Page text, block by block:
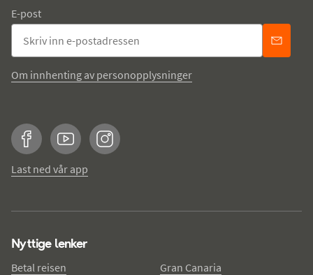
E-post
Om innhenting av personopplysninger
FacebookYouTubeInstagram
Last ned vår app
Nyttige lenker
Betal reisen
Gran Canaria